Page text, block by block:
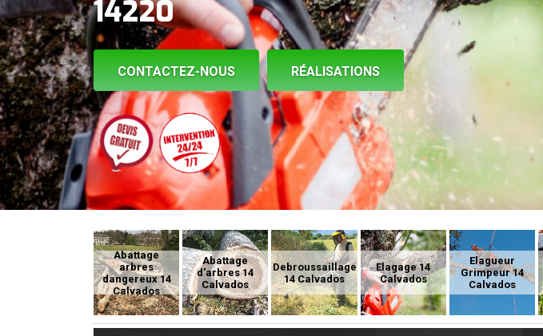
14220
CONTACTEZ-NOUS RÉALISATIONS
Abattage
arbres
dangereux 14
Calvados
Abattage
d'arbres 14
Calvados
Debroussaillage
14 Calvados
Elagage 14
Calvados
Elagueur
Grimpeur 14
Calvados